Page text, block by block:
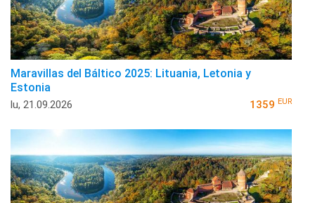
Maravillas del Báltico 2025: Lituania, Letonia y
Estonia
lu, 21.09.2026 1359 EUR